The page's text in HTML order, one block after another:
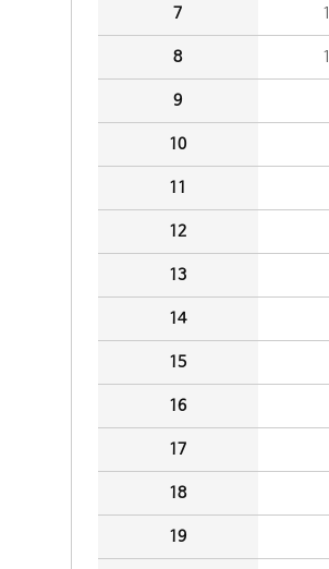
7
8
9
10
11
12
13
14
15
16
17
18
19